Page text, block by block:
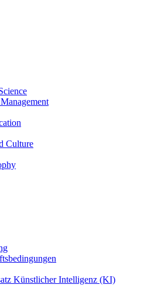
des Religionsdialoges und der
Culture
Künstlicher Intelligenz (KI)